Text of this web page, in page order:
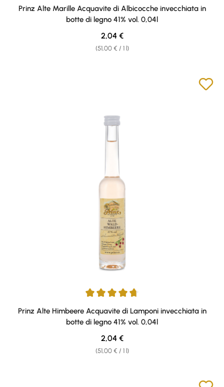
Average rating of 4.89 out of 5 stars
Prinz Alte Marille Acquavite di Albicocche invecchiata in
botte di legno 41% vol. 0,04l
(51,00 € / 1 l)
Regular price:
2,04 €
Average rating of 4.75 out of 5 stars
Prinz Alte Himbeere Acquavite di Lamponi invecchiata in
botte di legno 41% vol. 0,04l
(51,00 € / 1 l)
Regular price:
2,04 €